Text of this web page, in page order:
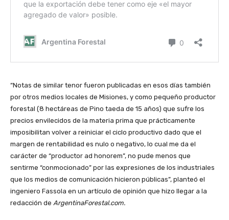
“Notas de similar tenor fueron publicadas en esos días también
por otros medios locales de Misiones, y como pequeño productor
forestal (8 hectáreas de Pino taeda de 15 años) que sufre los
precios envilecidos de la materia prima que prácticamente
imposibilitan volver a reiniciar el ciclo productivo dado que el
margen de rentabilidad es nulo o negativo, lo cual me da el
carácter de “productor ad honorem”, no pude menos que
sentirme “conmocionado” por las expresiones de los industriales
que los medios de comunicación hicieron públicas”, planteó el
ingeniero Fassola en un artículo de opinión que hizo llegar a la
redacción de ArgentinaForestal.com.